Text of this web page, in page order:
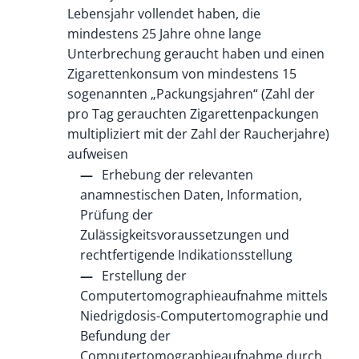
Lebensjahr vollendet haben, die
mindestens 25 Jahre ohne lange
Unterbrechung geraucht haben und einen
Zigarettenkonsum von mindestens 15
sogenannten „Packungsjahren“ (Zahl der
pro Tag gerauchten Zigarettenpackungen
multipliziert mit der Zahl der Raucherjahre)
aufweisen
Erhebung der relevanten
anamnestischen Daten, Information,
Prüfung der
Zulässigkeitsvoraussetzungen und
rechtfertigende Indikationsstellung
Erstellung der
Computertomographieaufnahme mittels
Niedrigdosis-Computertomographie und
Befundung der
Computertomographieaufnahme durch